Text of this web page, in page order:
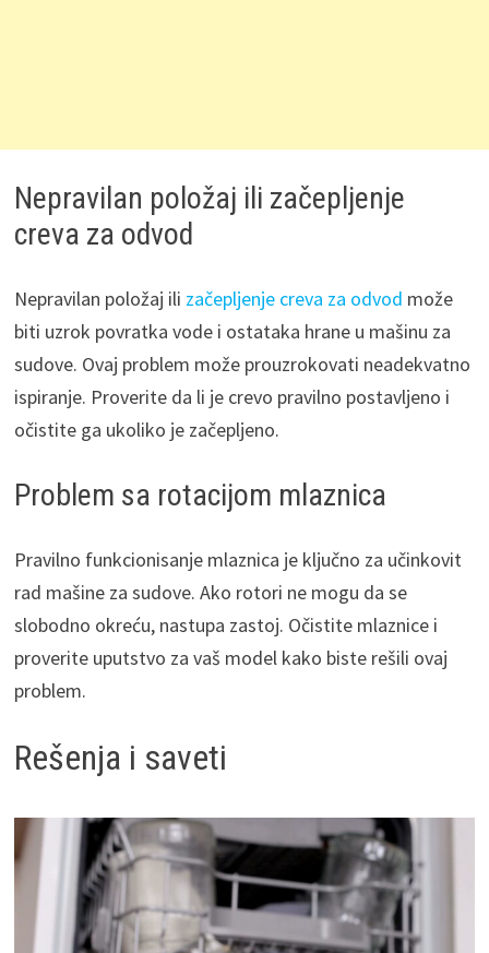
Nepravilan položaj ili začepljenje
creva za odvod
Nepravilan položaj ili začepljenje creva za odvod može
biti uzrok povratka vode i ostataka hrane u mašinu za
sudove. Ovaj problem može prouzrokovati neadekvatno
ispiranje. Proverite da li je crevo pravilno postavljeno i
očistite ga ukoliko je začepljeno.
Problem sa rotacijom mlaznica
Pravilno funkcionisanje mlaznica je ključno za učinkovit
rad mašine za sudove. Ako rotori ne mogu da se
slobodno okreću, nastupa zastoj. Očistite mlaznice i
proverite uputstvo za vaš model kako biste rešili ovaj
problem.
Rešenja i saveti